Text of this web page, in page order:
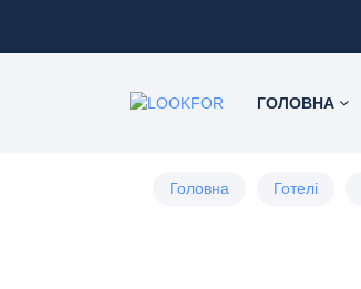
ГОЛОВНА
Головна Готелі